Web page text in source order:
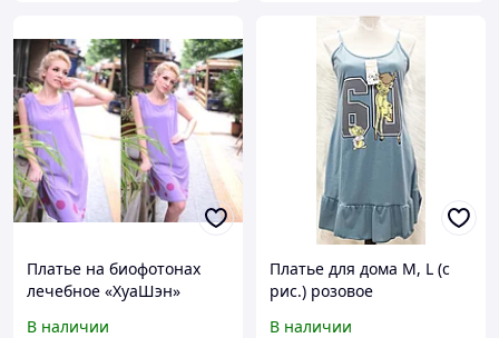
Платье на биофотонах
лечебное «ХуаШэн»
В наличии
Платье для дома M, L (с
рис.) розовое
В наличии